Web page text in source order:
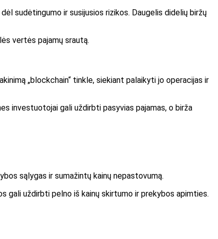
sudėtingumo ir susijusios rizikos. Daugelis didelių biržų
vertės pajamų srautą.
„blockchain“ tinkle, siekiant palaikyti jo operacijas ir
investuotojai gali uždirbti pasyvias pajamas, o birža
sąlygas ir sumažintų kainų nepastovumą.
gali uždirbti pelno iš kainų skirtumo ir prekybos apimties.